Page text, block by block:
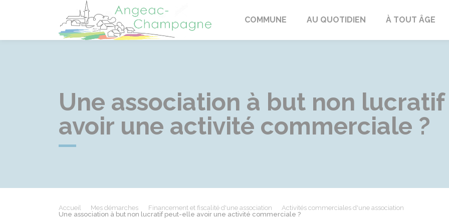
Angeac-Champagne
COMMUNE AU QUOTIDIEN À TOUT ÂGE
Une association à but non
avoir une activité commerciale ?
Accueil Mes démarches Financement et fiscalité d'une association
Activités commerciales d'une association
Une association à but non lucratif peut-elle avoir une activité commerciale ?